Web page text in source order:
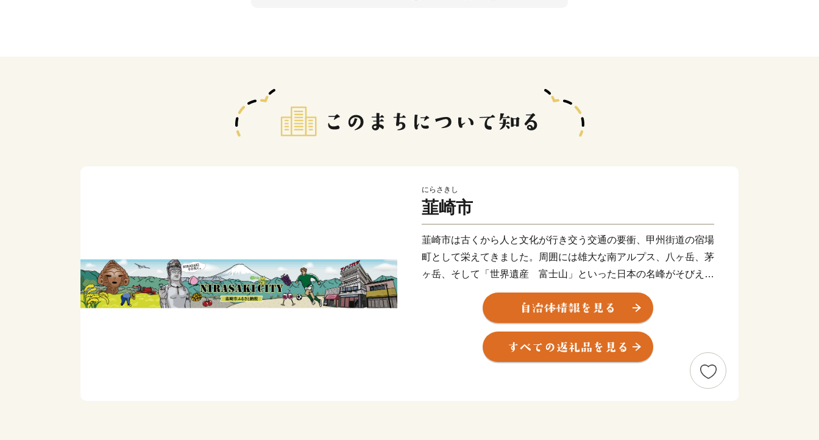
にらさきし
韮崎市
韮崎市は古くから人と文化が行き交う交通の要衝、甲州街道の宿場
町として栄えてきました。周囲には雄大な南アルプス、八ヶ岳、茅
ヶ岳、そして「世界遺産 富士山」といった日本の名峰がそびえた
ち、韮崎市が他に誇る大自然の大パノラマが360度に展開します。
武田氏が氏神として崇拝した武田八幡宮や、勝頼が自ら火を放っ
た悲運の城・新府城など、武田家ゆかりの史跡が市内のいたるとこ
ろに点在する“甲斐武田家”発祥の地でもあります。
私たちの生命の源である自然と、先人たちが築き、保存・継承さ
れてきた伝統と歴史、人々の営みが紡ぐ生活文化とが調和するまち